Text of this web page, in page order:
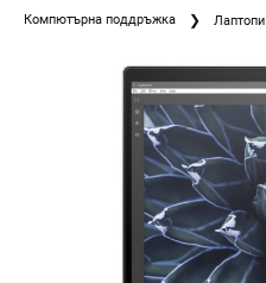
Компютърна поддръжка Лаптопи